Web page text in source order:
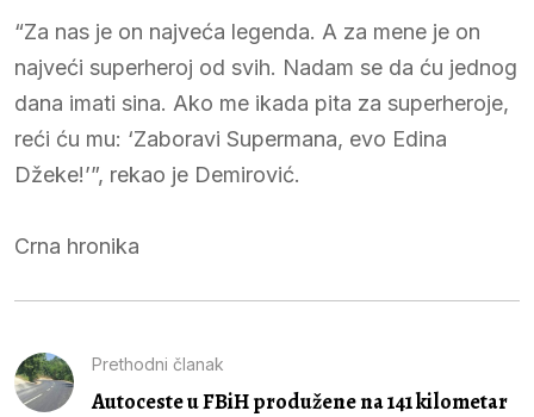
“Za nas je on najveća legenda. A za mene je on
najveći superheroj od svih. Nadam se da ću jednog
dana imati sina. Ako me ikada pita za superheroje,
reći ću mu: ‘Zaboravi Supermana, evo Edina
Džeke!’”, rekao je Demirović.
Crna hronika
Prethodni članak
Autoceste u FBiH produžene na 141 kilometar